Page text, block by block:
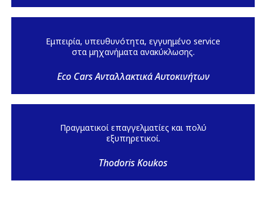
Εμπειρία, υπευθυνότητα, εγγυημένο service
στα μηχανήματα ανακύκλωσης.
Eco Cars Ανταλλακτικά Αυτοκινήτων
Πραγματικοί επαγγελματίες και πολύ
εξυπηρετικοί.
Thodoris Koukos